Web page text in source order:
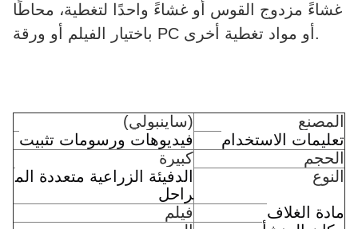
غشاءً مزدوج القوس أو غشاءً واحدًا لتغطية، محاطًا
باختيار الفيلم أو ورقة PC أو مواد تغطية أخرى.
المصنع (ساينبولي)
تعليمات الاستخدام فيديوهات ورسومات تثبيت
الحجم
كبيرة
النوع
الدفيئة الزراعية متعددة الم
راحل
مادة الغلاف
فيلم